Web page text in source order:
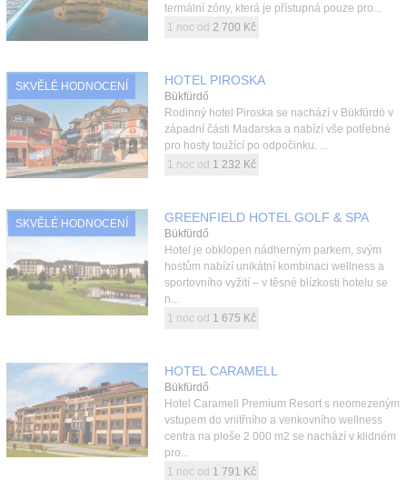
termální zóny, která je přístupná pouze pro...
1 noc od 2 700 Kč
SKVĚLÉ HODNOCENÍ HOTEL PIROSKA
Bükfürdő
Rodinný hotel Piroska se nachází v Bükfürdö v
západní části Maďarska a nabízí vše potřebné
pro hosty toužící po odpočinku. ...
1 noc od 1 232 Kč
SKVĚLÉ HODNOCENÍ GREENFIELD HOTEL GOLF & SPA
Bükfürdő
Hotel je obklopen nádherným parkem, svým
hostům nabízí unikátní kombinaci wellness a
sportovního vyžití – v těsné blízkosti hotelu se
n...
1 noc od 1 675 Kč
HOTEL CARAMELL
Bükfürdő
Hotel Caramell Premium Resort s neomezeným
vstupem do vnitřního a venkovního wellness
centra na ploše 2 000 m2 se nachází v klidném
pro...
1 noc od 1 791 Kč